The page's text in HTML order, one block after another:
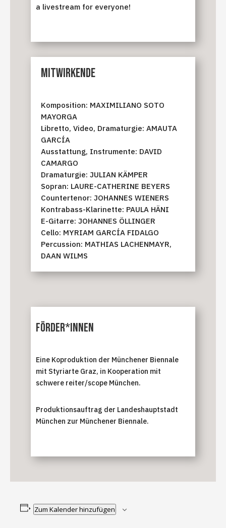
a livestream for everyone!
MITWIRKENDE
Komposition: MAXI­MILIANO SOTO
MAYORGA
Libretto, Video, Dramaturgie: AMAUTA
GARCÍA
Ausstattung, Instrumente: DAVID
CAMARGO
Dramaturgie: JULIAN KÄMPER
Sopran: LAURE-CATHERINE BEYERS
Countertenor: JOHANNES WIENERS
Kontrabass-Klarinette: PAULA HÄNI
E-Gitarre: JOHANNES ÖLLINGER
Cello: MYRIAM GARCÍA FIDALGO
Percussion: MATHIAS LACHENMAYR,
DAAN WILMS
Förder*innen
Eine Koproduktion der Münchener Biennale
mit Styriarte Graz, in Kooperation mit
schwere reiter/scope München.
Produktionsauftrag der Landeshauptstadt
München zur Münchener Biennale.
Zum Kalender hinzufügen